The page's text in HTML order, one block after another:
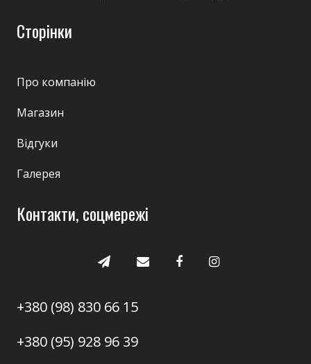
Сторінки
Про компанію
Магазин
Відгуки
Галерея
Контакти, соцмережі
+380 (98) 830 66 15
+380 (95) 928 96 39